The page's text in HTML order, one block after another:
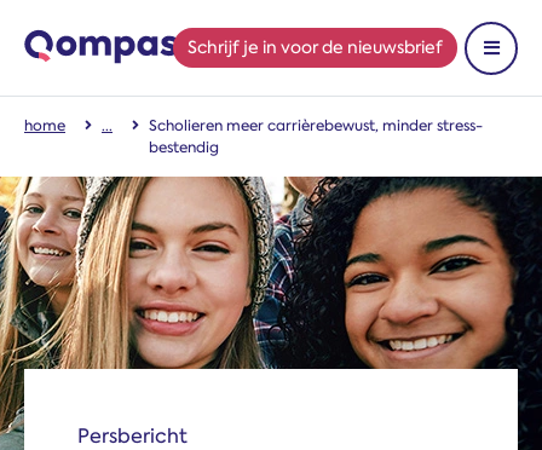
Schrijf je in voor de nieuwsbrief
Toon
home
Scholieren meer carrière­bewust, minder stress­
bestendig
Persbericht